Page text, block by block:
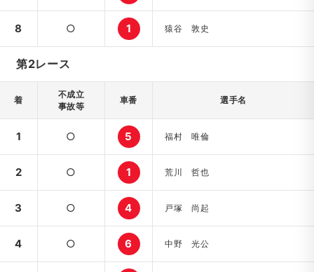
8 ○ 1 猿谷 敦史
第2レース
着
不成立
事故等
車番 選手名
1 ○ 5 福村 唯倫
2 ○ 1 荒川 哲也
3 ○ 4 戸塚 尚起
4 ○ 6 中野 光公